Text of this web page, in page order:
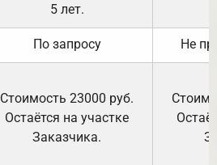
5 лет.
По запросу Не
Стоимость 23000 руб.
Остаётся на участке
Заказчика.